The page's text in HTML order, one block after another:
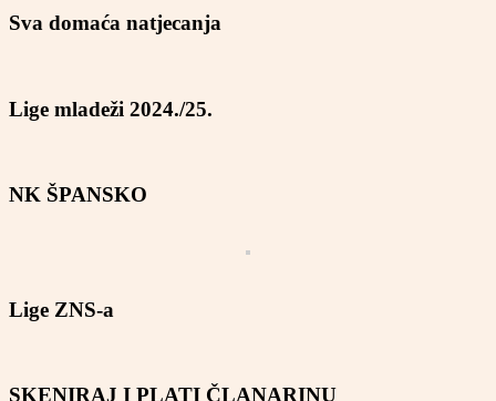
Sva domaća natjecanja
Lige mladeži 2024./25.
NK ŠPANSKO
Lige ZNS-a
SKENIRAJ I PLATI ČLANARINU